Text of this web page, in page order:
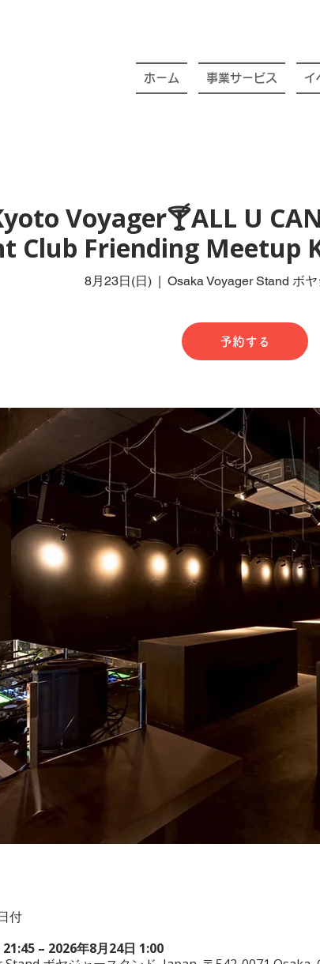
ホーム 事業サービス イ
Voyager🍸ALL U
Club Friending Meetup
8月23日(日)
  |
Osaka Voyager Stand ボ
予約する
付
– 2026年8月24日 1:00